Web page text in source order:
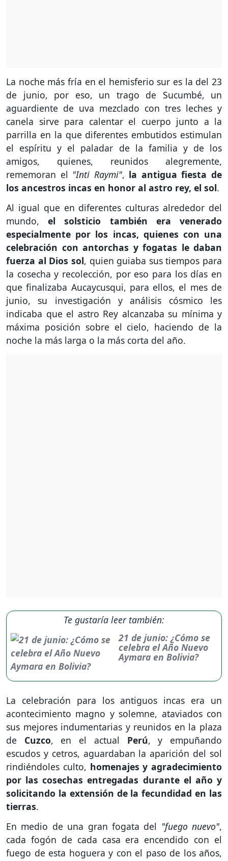
La noche más fría en el hemisferio sur es la del 23
de junio, por eso, un trago de Sucumbé, un
aguardiente de uva mezclado con tres leches y
canela sirve para calentar el cuerpo junto a la
parrilla en la que diferentes embutidos estimulan
el espíritu y el paladar de la familia y de los
amigos, quienes, reunidos alegremente,
rememoran el "Inti Raymi", la antigua fiesta de
los ancestros incas en honor al astro rey, el sol.
Al igual que en diferentes culturas alrededor del
mundo, el solsticio también era venerado
especialmente por los incas, quienes con una
celebración con antorchas y fogatas le daban
fuerza al Dios sol, quien guiaba sus tiempos para
la cosecha y recolección, por eso para los días en
que finalizaba Aucaycusqui, para ellos, el mes de
junio, su investigación y análisis cósmico les
indicaba que el astro Rey alcanzaba su mínima y
máxima posición sobre el cielo, haciendo de la
noche la más larga o la más corta del año.
Te gustaría leer también:
21 de junio: ¿Cómo se
celebra el Año Nuevo
Aymara en Bolivia?
La celebración para los antiguos incas era un
acontecimiento magno y solemne, ataviados con
sus mejores indumentarias y reunidos en la plaza
de Cuzco, en el actual Perú, y empuñando
escudos y cetros, aguardaban la aparición del sol
rindiéndoles culto, homenajes y agradecimiento
por las cosechas entregadas durante el año y
solicitando la extensión de la fecundidad en las
tierras.
En medio de una gran fogata del "fuego nuevo",
cada fogón de cada casa era encendido con el
fuego de esta hoguera y con el paso de los años,